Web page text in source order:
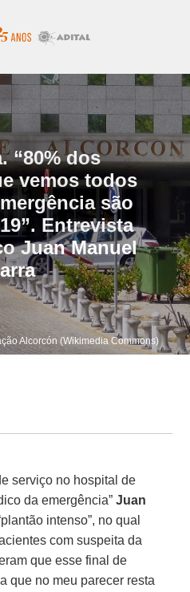
“80% dos
vemos todos
são
Entrevista
Juan Manuel
Alcorcón (Wikimedia Commons)
serviço no hospital de
da emergência”Juan
intenso”, no qual
com suspeita da
que esse final de
que no meu parecer resta